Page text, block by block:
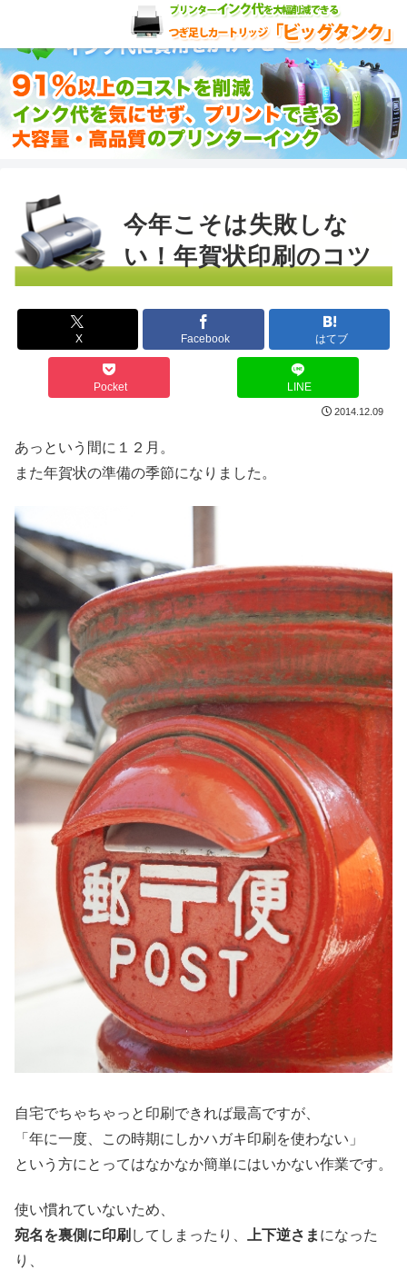
今年こそは失敗しな
い！年賀状印刷のコツ
X Facebook はてブ
Pocket LINE
2014.12.09
あっという間に１２月。
また年賀状の準備の季節になりました。
自宅でちゃちゃっと印刷できれば最高ですが、
「年に一度、この時期にしかハガキ印刷を使わない」
という方にとってはなかなか簡単にはいかない作業です。
使い慣れていないため、
宛名を裏側に印刷 してしまったり、 上下逆さま になった
り、